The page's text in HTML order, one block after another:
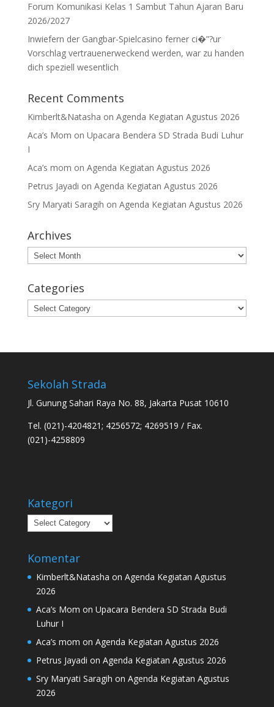
Forum Komunikasi Kelas 1 Sambut Tahun Ajaran Baru
2026/2027
Inwiefern der Gangbar-Spielcasino ferner ci�”?ur
Vorschlag vertrauenerweckend werden, war zu handen
dich speziell wesentlich
Recent Comments
Kimberlt&Natasha on Agenda Kegiatan Agustus 2026
Aca’s Mom on Upacara Bendera SD Strada Budi Luhur
I
Aca’s mom on Agenda Kegiatan Agustus 2026
Petrus Jayadi on Agenda Kegiatan Agustus 2026
Sry Maryati Saragih on Agenda Kegiatan Agustus 2026
Archives
Archives
Categories
Categories
Sekolah Strada
Jl. Gunung Sahari Raya No. 88, Jakarta Pusat 10610
Tel. (021)-4204821; 4256572; 4269519 / Fax.
(021)-4258809
Kategori
Kategori
Komentar
Kimberlt&Natasha on Agenda Kegiatan Agustus
2026
Aca’s Mom on Upacara Bendera SD Strada Budi
Luhur I
Aca’s mom on Agenda Kegiatan Agustus 2026
Petrus Jayadi on Agenda Kegiatan Agustus 2026
Sry Maryati Saragih on Agenda Kegiatan Agustus
2026